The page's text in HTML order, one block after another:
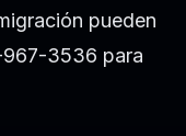
pueden
3536 para